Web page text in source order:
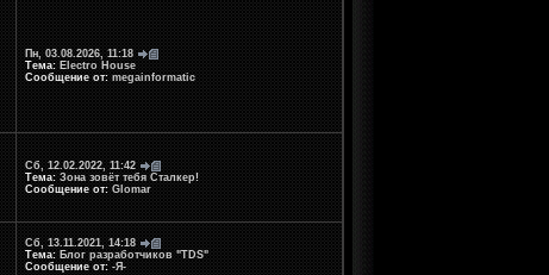
Пн, 03.08.2026, 11:18
Тема: Electro House
Сообщение от: megainformatic
Сб, 12.02.2022, 11:42
Тема: Зона зовёт тебя Сталкер!
Сообщение от: Glomar
Сб, 13.11.2021, 14:18
Тема: Блог разработчиков "TDS"
Сообщение от: -Я-